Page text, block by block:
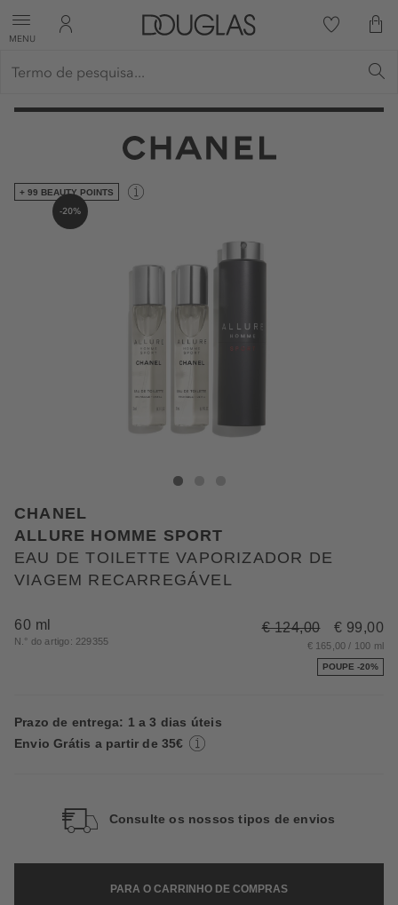
MENU
+ 99 BEAUTY POINTS
-20%
CHANEL EAU DE TOILETTE VAPORIZADOR DE
CHANEL
ALLURE HOMME SPORT
EAU DE TOILETTE VAPORIZADOR DE
VIAGEM RECARREGÁVEL
60 ml
N.° do artigo: 229355
€ 124,00 € 99,00
€ 165,00 / 100 ml
POUPE -20%
Prazo de entrega: 1 a 3 dias úteis
Envio Grátis a partir de 35€
Consulte os nossos tipos de envios
PARA O CARRINHO DE COMPRAS